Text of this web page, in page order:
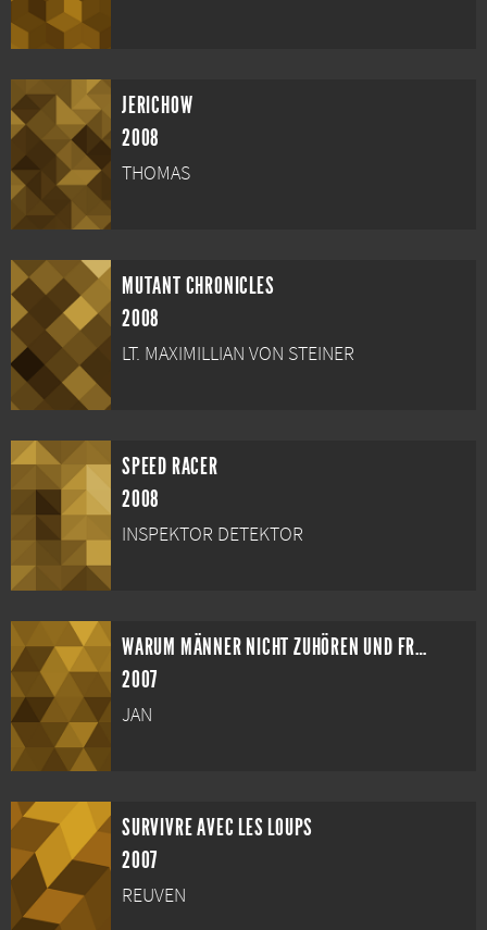
JERICHOW
2008
THOMAS
MUTANT CHRONICLES
2008
LT. MAXIMILLIAN VON STEINER
SPEED RACER
2008
INSPEKTOR DETEKTOR
WARUM MÄNNER NICHT ZUHÖREN UND FRAUEN SCHLECHT EINPARKEN
2007
JAN
SURVIVRE AVEC LES LOUPS
2007
REUVEN